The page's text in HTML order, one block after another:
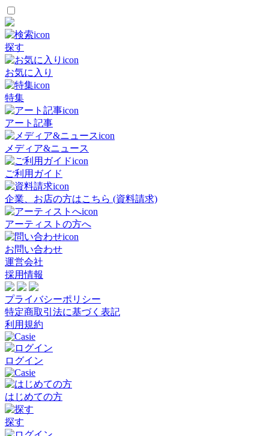
探す
お気に入り
特集
アート記事
メディア&ニュース
ご利用ガイド
企業、お店の方はこちら (資料請求)
アーティストの方へ
お問い合わせ
運営会社
採用情報
プライバシーポリシー
特定商取引法に基づく表記
利用規約
ログイン
はじめての方
探す